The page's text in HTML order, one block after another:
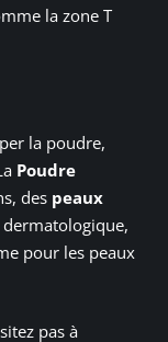
la zone T
la poudre,
Poudre
des peaux
dermatologique,
pour les peaux
pas à